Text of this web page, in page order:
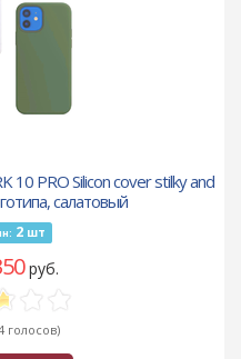
10 PRO Silicon cover stilky and
салатовый
2 шт
руб.
голосов)